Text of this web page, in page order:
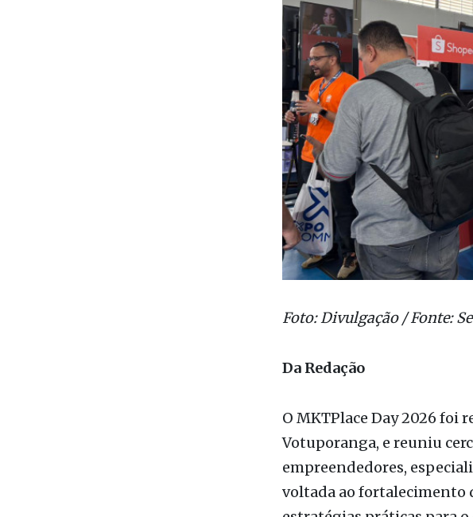
Foto: Divulgação / Fonte:
Da Redação
O MKTPlace Day 2026 foi
empreendedores,
voltada ao fortalecimento
estratégias práticas para
primeira edição no